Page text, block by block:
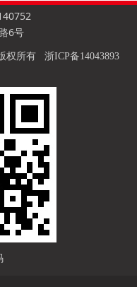
6号
权所有浙ICP备14043893